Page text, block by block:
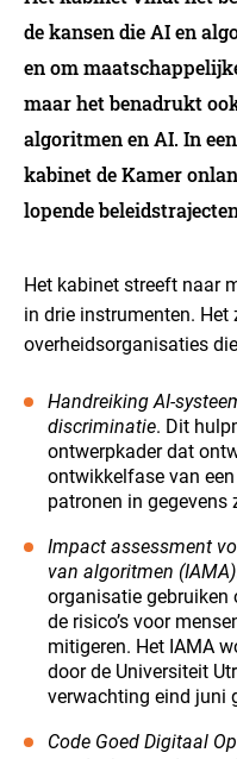
de kansen die AI en
en om
maar het benadrukt
algoritmen en AI. In
kabinet de Kamer
lopende
Het kabinet streeft naar
in drie instrumenten.
overheidsorganisaties
Handreiking AI-
discriminatie. Dit
ontwerpkader dat
ontwikkelfase van
patronen in gegevens
Impact assessment
van algoritmen (IAMA)
organisatie
de risico’s voor
mitigeren. Het IAMA
door de Universiteit
verwachting eind juni
Code Goed Digitaal